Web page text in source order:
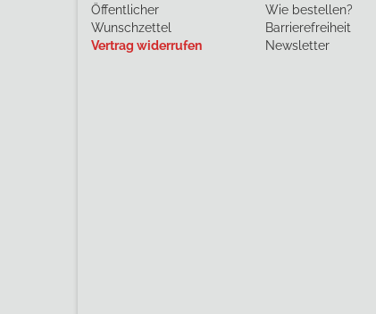
Öffentlicher
Wunschzettel
Vertrag widerrufen
Wie bestellen?
Barrierefreiheit
Newsletter